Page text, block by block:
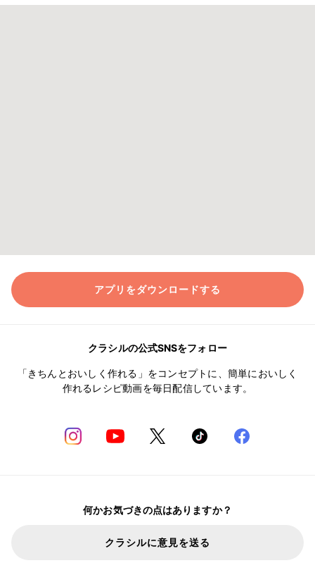
アプリをダウンロードする
クラシルの公式SNSをフォロー
「きちんとおいしく作れる」をコンセプトに、簡単においしく
作れるレシピ動画を毎日配信しています。
何かお気づきの点はありますか？
クラシルに意見を送る